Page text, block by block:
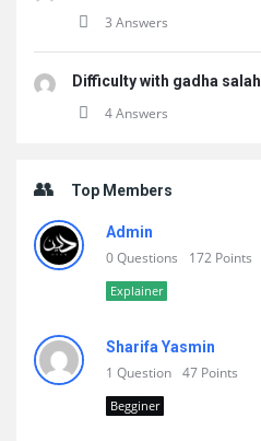
3 Answers
Difficulty with gadha salah
4 Answers
Top Members
Admin
0 Questions 172 Points
Explainer
Sharifa Yasmin
1 Question 47 Points
Begginer